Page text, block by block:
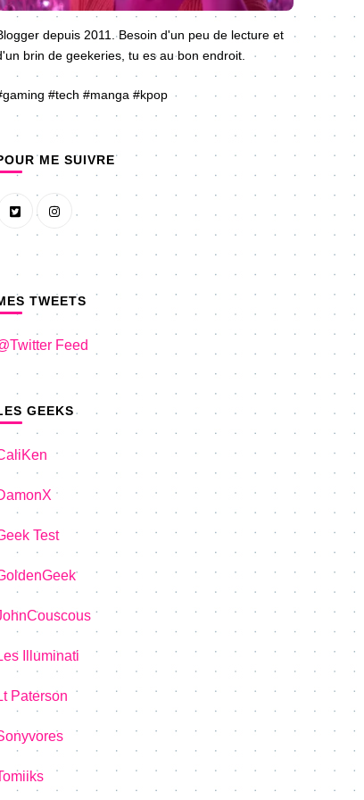
depuis 2011. Besoin d'un peu de lecture et
brin de geekeries, tu es au bon endroit.
#tech #manga #kpop
ME SUIVRE
TWEETS
Feed
GEEKS
Test
Illuminati
Paterson